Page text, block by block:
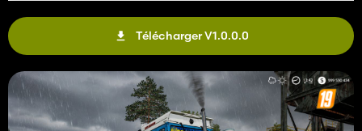
Télécharger V1.0.0.0